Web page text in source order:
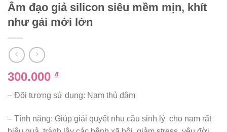
Âm đạo giả silicon siêu mềm mịn, khít
như gái mới lớn
300.000 ₫
– Đối tượng sử dụng: Nam thủ dâm
– Tính năng: Giúp giải quyết nhu cầu sinh lý cho nam rất